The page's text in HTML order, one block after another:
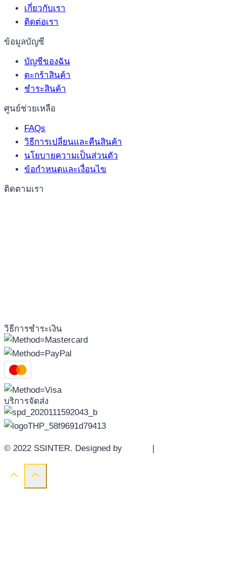
เกี่ยวกับเรา
ติดต่อเรา
ข้อมูลบัญชี
บัญชีของฉัน
ตะกร้าสินค้า
ชำระสินค้า
ศูนย์ช่วยเหลือ
FAQs
วิธีการเปลี่ยนและคืนสินค้า
นโยบายความเป็นส่วนตัว
ข้อกำหนดและเงื่อนไข
ติดตามเรา
วิธีการชำระเงิน
บริการจัดส่ง
© 2022 SSINTER. Designed by |